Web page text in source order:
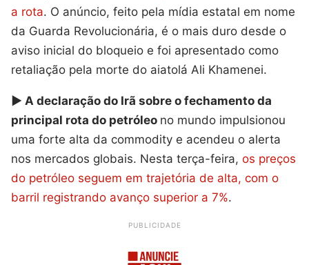
a rota. O anúncio, feito pela mídia estatal em nome
da Guarda Revolucionária, é o mais duro desde o
aviso inicial do bloqueio e foi apresentado como
retaliação pela morte do aiatolá Ali Khamenei.
▶️ A declaração do Irã sobre o fechamento da
principal rota do petróleo no mundo impulsionou
uma forte alta da commodity e acendeu o alerta
nos mercados globais. Nesta terça-feira, os preços
do petróleo seguem em trajetória de alta, com o
barril registrando avanço superior a 7%.
PUBLICIDADE